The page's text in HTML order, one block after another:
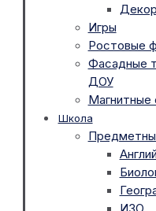
Игры
Ростовые
Фасадные
ДОУ
Магнитные
Школа